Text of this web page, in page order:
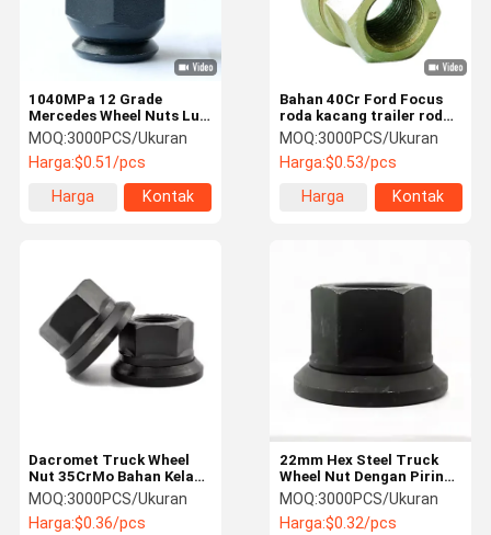
Kami
Bahan 40Cr Ford Focus
roda kacang trailer roda
studs dan kacang 22mm
Diameter batang
MOQ:3000PCS/Ukuran
Harga:$0.53/pcs
Harga
Kontak
1040MPa 12 Grade
Mercedes Wheel Nuts Lug
Nut Cap Dengan
Pengolahan Panas
MOQ:3000PCS/Ukuran
Harga:$0.51/pcs
Harga
Kontak
22mm Hex Steel Truck
Wheel Nut Dengan Piring
Tarikan Barang Di Stok
MOQ:3000PCS/Ukuran
Harga:$0.32/pcs
Dacromet Truck Wheel
Nut 35CrMo Bahan Kelas
8/10/12 M22X1.50
MOQ:3000PCS/Ukuran
Harga:$0.36/pcs